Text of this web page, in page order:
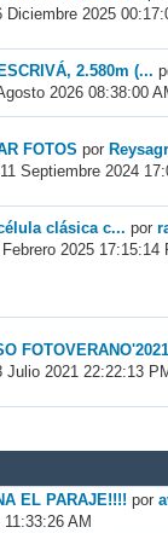
Diciembre 2025
2.580m (...
2026 08:38:00
FOTOS por
Septiembre 2024
clásica c... por
2025 17:15:14
FOTOVERANO'2021
Julio 2021 22:22:13
EL PARAJE!!!! por
AM